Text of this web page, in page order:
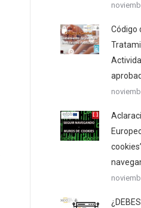
Código